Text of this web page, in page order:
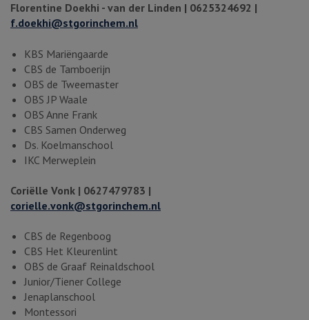
Florentine Doekhi - van der Linden | 0625324692 |
f.doekhi@stgorinchem.nl
KBS Mariëngaarde
CBS de Tamboerijn
OBS de Tweemaster
OBS JP Waale
OBS Anne Frank
CBS Samen Onderweg
Ds. Koelmanschool
IKC Merweplein
Coriëlle Vonk | 0627479783 |
corielle.vonk@stgorinchem.nl
CBS de Regenboog
CBS Het Kleurenlint
OBS de Graaf Reinaldschool
Junior/Tiener College
Jenaplanschool
Montessori